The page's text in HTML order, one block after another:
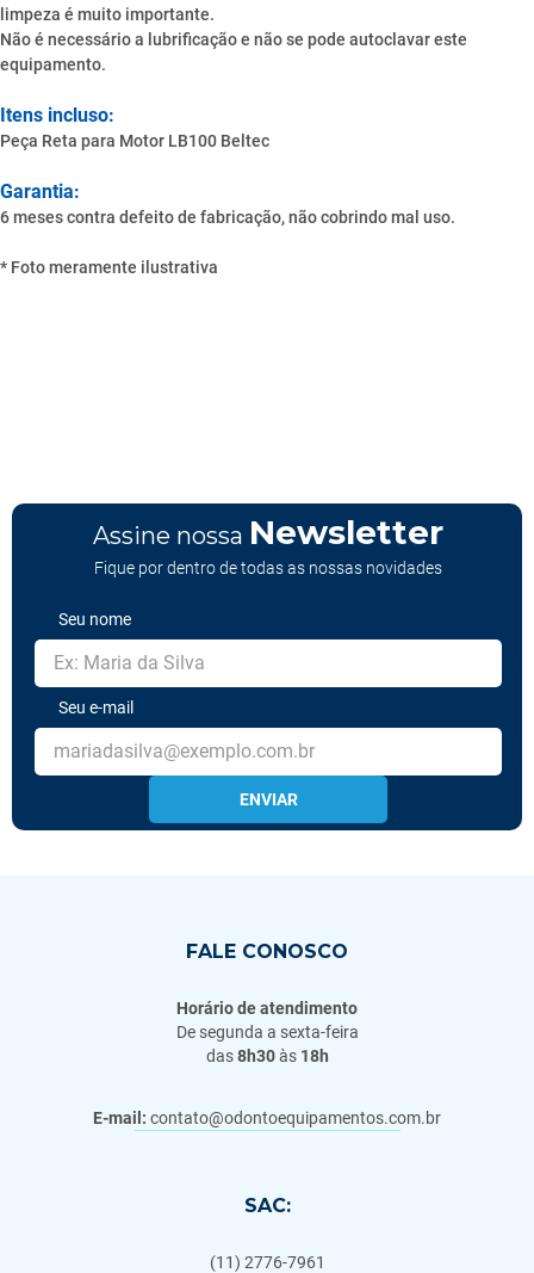
limpeza é muito importante.
Não é necessário a lubrificação e não se pode autoclavar este
equipamento.
Itens incluso:
Peça Reta para Motor LB100 Beltec
Garantia:
6 meses contra defeito de fabricação, não cobrindo mal uso.
* Foto meramente ilustrativa
Assine nossa Newsletter
Fique por dentro de todas as nossas novidades
Seu nome
Seu e-mail
ENVIAR
FALE CONOSCO
Horário de atendimento
De segunda a sexta-feira
das8h30às 18h
E-mail: contato@odontoequipamentos.com.br
SAC:
(11) 2776-7961